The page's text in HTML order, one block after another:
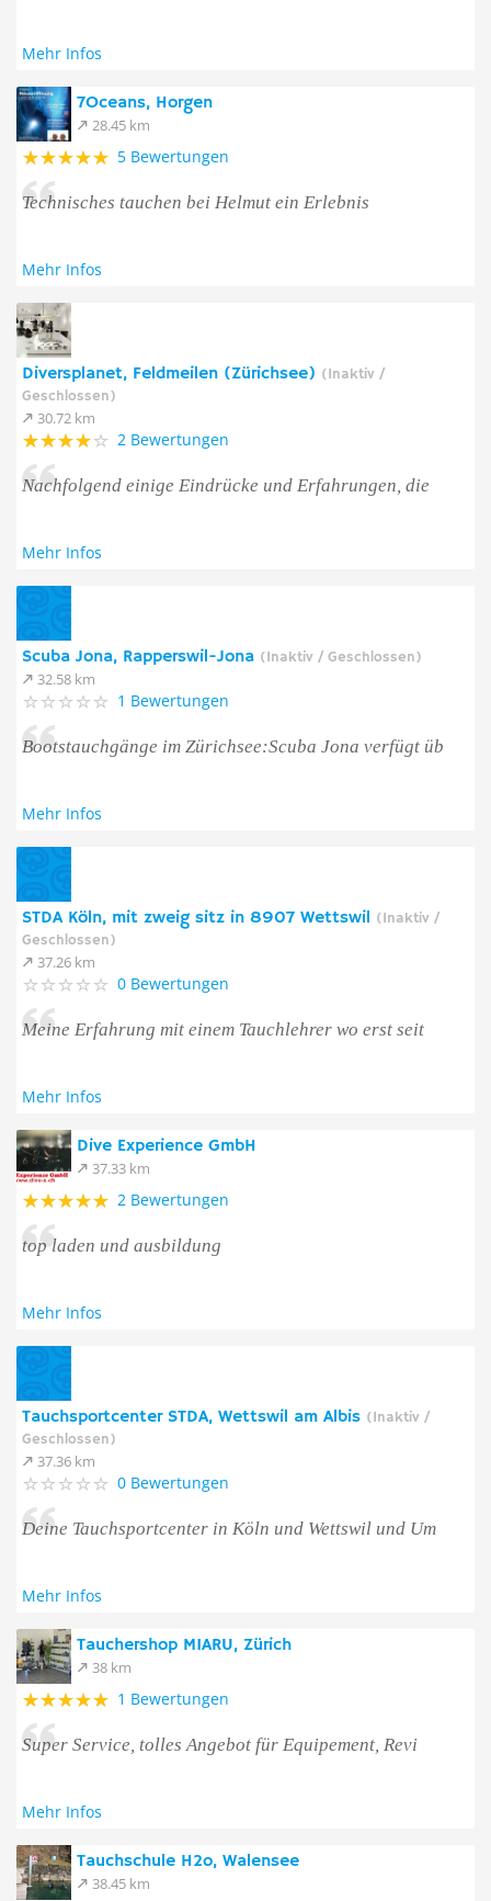
Mehr Infos
7Oceans, Horgen
28.45 km
5 Bewertungen
Technisches tauchen bei Helmut ein Erlebnis
Mehr Infos
Diversplanet, Feldmeilen (Zürichsee) (Inaktiv /
Geschlossen)
30.72 km
2 Bewertungen
Nachfolgend einige Eindrücke und Erfahrungen, die
Mehr Infos
Scuba Jona, Rapperswil-Jona (Inaktiv / Geschlossen)
32.58 km
1 Bewertungen
Bootstauchgänge im Zürichsee:Scuba Jona verfügt üb
Mehr Infos
STDA Köln, mit zweig sitz in 8907 Wettswil (Inaktiv /
Geschlossen)
37.26 km
0 Bewertungen
Meine Erfahrung mit einem Tauchlehrer wo erst seit
Mehr Infos
Dive Experience GmbH
37.33 km
2 Bewertungen
top laden und ausbildung
Mehr Infos
Tauchsportcenter STDA, Wettswil am Albis (Inaktiv /
Geschlossen)
37.36 km
0 Bewertungen
Deine Tauchsportcenter in Köln und Wettswil und Um
Mehr Infos
Tauchershop MIARU, Zürich
38 km
1 Bewertungen
Super Service, tolles Angebot für Equipement, Revi
Mehr Infos
Tauchschule H2o, Walensee
38.45 km